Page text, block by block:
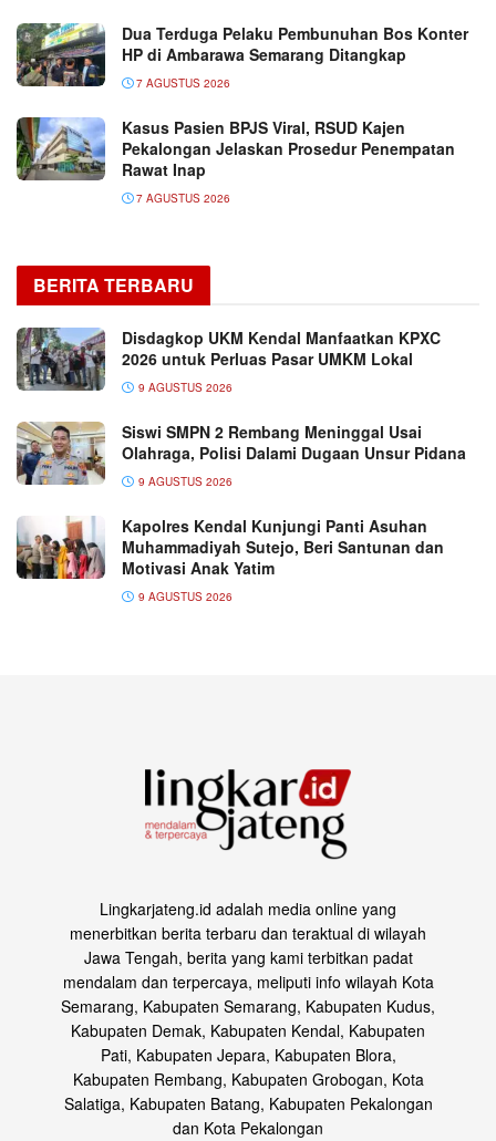
Dua Terduga Pelaku Pembunuhan Bos Konter
HP di Ambarawa Semarang Ditangkap
7 AGUSTUS 2026
Kasus Pasien BPJS Viral, RSUD Kajen
Pekalongan Jelaskan Prosedur Penempatan
Rawat Inap
7 AGUSTUS 2026
BERITA TERBARU
Disdagkop UKM Kendal Manfaatkan KPXC
2026 untuk Perluas Pasar UMKM Lokal
9 AGUSTUS 2026
Siswi SMPN 2 Rembang Meninggal Usai
Olahraga, Polisi Dalami Dugaan Unsur Pidana
9 AGUSTUS 2026
Kapolres Kendal Kunjungi Panti Asuhan
Muhammadiyah Sutejo, Beri Santunan dan
Motivasi Anak Yatim
9 AGUSTUS 2026
Lingkarjateng.id adalah media online yang
menerbitkan berita terbaru dan teraktual di wilayah
Jawa Tengah, berita yang kami terbitkan padat
mendalam dan terpercaya, meliputi info wilayah Kota
Semarang, Kabupaten Semarang, Kabupaten Kudus,
Kabupaten Demak, Kabupaten Kendal, Kabupaten
Pati, Kabupaten Jepara, Kabupaten Blora,
Kabupaten Rembang, Kabupaten Grobogan, Kota
Salatiga, Kabupaten Batang, Kabupaten Pekalongan
dan Kota Pekalongan